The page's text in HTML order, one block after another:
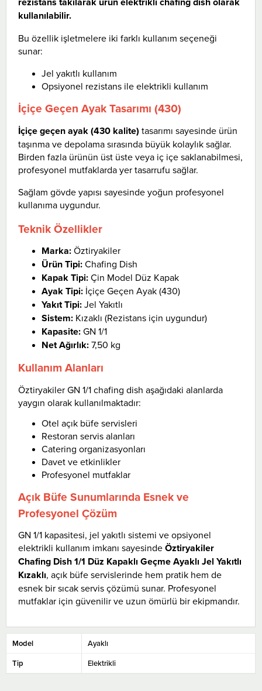
kullanılabilir.
Bu özellik işletmelere iki farklı kullanım seçeneği
sunar:
Jel yakıtlı kullanım
Opsiyonel rezistans ile elektrikli kullanım
İçiçe Geçen Ayak Tasarımı (430)
İçiçe geçen ayak (430 kalite) tasarımı sayesinde ürün
taşınma ve depolama sırasında büyük kolaylık sağlar.
Birden fazla ürünün üst üste veya iç içe saklanabilmesi,
profesyonel mutfaklarda yer tasarrufu sağlar.
Sağlam gövde yapısı sayesinde yoğun profesyonel
kullanıma uygundur.
Teknik Özellikler
Marka:Öztiryakiler
Ürün Tipi:Chafing Dish
Kapak Tipi:Çin Model Düz Kapak
Ayak Tipi: İçiçe Geçen Ayak (430)
Yakıt Tipi:Jel Yakıtlı
Sistem: Kızaklı (Rezistans için uygundur)
Kapasite:GN 1/1
Net Ağırlık:7,50 kg
Kullanım Alanları
Öztiryakiler GN 1/1 chafing dish aşağıdaki alanlarda
yaygın olarak kullanılmaktadır:
Otel açık büfe servisleri
Restoran servis alanları
Catering organizasyonları
Davet ve etkinlikler
Profesyonel mutfaklar
Açık Büfe Sunumlarında Esnek ve
Profesyonel Çözüm
GN 1/1 kapasitesi, jel yakıtlı sistemi ve opsiyonel
elektrikli kullanım imkanı sayesindeÖztiryakiler
Chafing Dish 1/1 Düz Kapaklı Geçme Ayaklı Jel Yakıtlı
Kızaklı, açık büfe servislerinde hem pratik hem de
esnek bir sıcak servis çözümü sunar. Profesyonel
mutfaklar için güvenilir ve uzun ömürlü bir ekipmandır.
Model Ayaklı
Tip Elektrikli